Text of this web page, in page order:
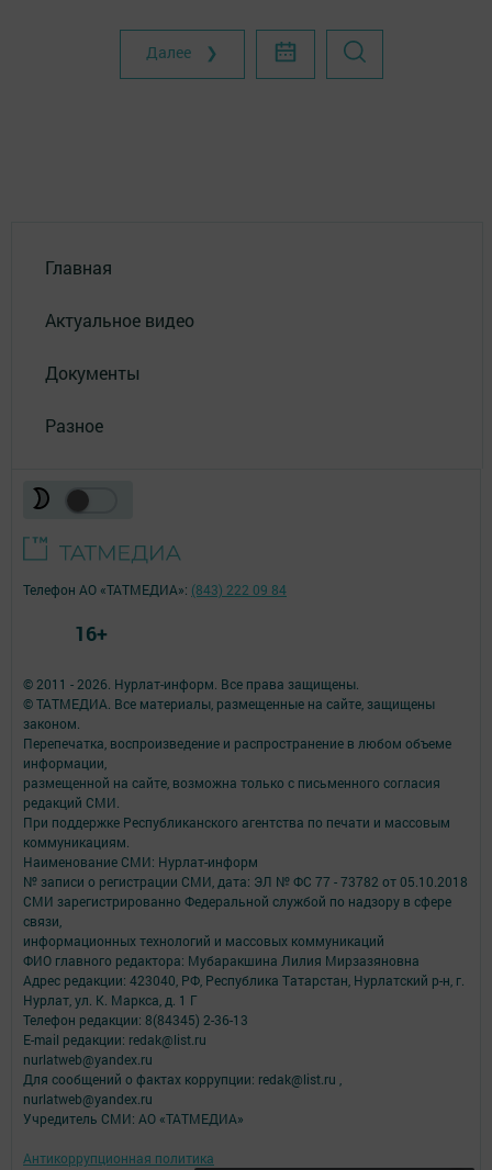
Далее ❯
Главная
Актуальное видео
Документы
Разное
© 2011 - 2026. Нурлат-⁠информ. Все права защищены.
© ТАТМЕДИА. Все материалы, размещенные на сайте, защищены
законом.
Перепечатка, воспроизведение и распространение в любом объеме
информации,
размещенной на сайте, возможна только с письменного согласия
редакций СМИ.
При поддержке Республиканского агентства по печати и массовым
коммуникациям.
Наименование СМИ: Нурлат-⁠информ
№ записи о регистрации СМИ, дата: ЭЛ № ФС 77 -⁠ 73782 от 05.10.2018
СМИ зарегистрированно Федеральной службой по надзору в сфере
связи,
информационных технологий и массовых коммуникаций
ФИО главного редактора: Мубаракшина Лилия Мирзазяновна
Адрес редакции: 423040, РФ, Республика Татарстан, Нурлатский р-н, г.
Нурлат, ул. К. Маркса, д. 1 Г
Телефон редакции: 8(84345) 2-36-13
E-mail редакции: redak@list.ru
nurlatweb@yandex.ru
Для сообщений о фактах коррупции: redak@list.ru ,
nurlatweb@yandex.ru
Учредитель СМИ: АО «ТАТМЕДИА»
Антикоррупционная политика
Телефон АО «ТАТМЕДИА»: (843) 222 09 84
16+